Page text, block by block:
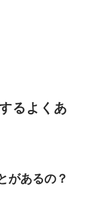
るよくあ
があるの？